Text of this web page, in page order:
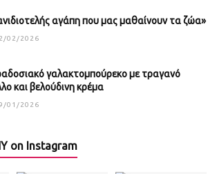
αγάπη που μας μαθαίνουν τα ζώα»
02/2026
γαλακτομπούρεκο με τραγανό
και βελούδινη κρέμα
01/2026
on Instagram